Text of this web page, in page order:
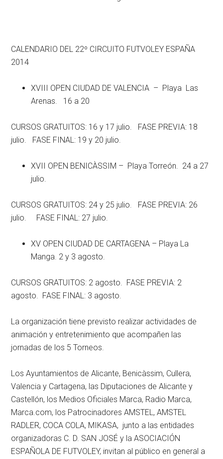
CALENDARIO DEL 22º CIRCUITO FUTVOLEY ESPAÑA
2014
XVIII OPEN CIUDAD DE VALENCIA – Playa Las
Arenas. 16 a 20
CURSOS GRATUITOS: 16 y 17 julio. FASE PREVIA: 18
julio. FASE FINAL: 19 y 20 julio.
XVII OPEN BENICÀSSIM – Playa Torreón. 24 a 27
julio.
CURSOS GRATUITOS: 24 y 25 julio. FASE PREVIA: 26
julio. FASE FINAL: 27 julio.
XV OPEN CIUDAD DE CARTAGENA – Playa La
Manga. 2 y 3 agosto.
CURSOS GRATUITOS: 2 agosto. FASE PREVIA: 2
agosto. FASE FINAL: 3 agosto.
La organización tiene previsto realizar actividades de
animación y entretenimiento que acompañen las
jornadas de los 5 Torneos.
Los Ayuntamientos de Alicante, Benicàssim, Cullera,
Valencia y Cartagena, las Diputaciones de Alicante y
Castellón, los Medios Oficiales Marca, Radio Marca,
Marca.com, los Patrocinadores AMSTEL, AMSTEL
RADLER, COCA COLA, MIKASA, junto a las entidades
organizadoras C. D. SAN JOSÉ y la ASOCIACIÓN
ESPAÑOLA DE FUTVOLEY, invitan al público en general a